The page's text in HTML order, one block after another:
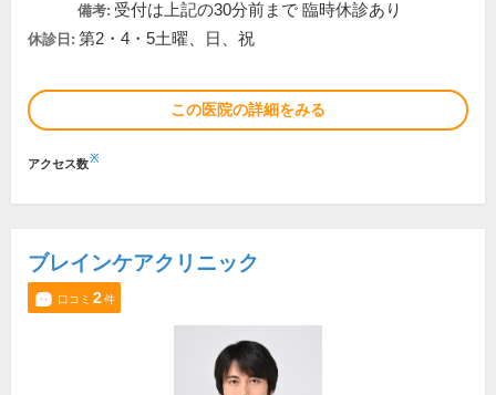
備考: 受付は上記の30分前まで 臨時休診あり
休診日: 第2・4・5土曜、日、祝
この医院の詳細をみる
アクセス数※
ブレインケアクリニック
口コミ 2件